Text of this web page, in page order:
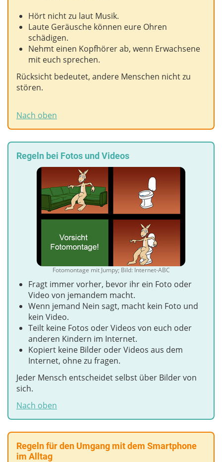
Hört nicht zu laut Musik.
Laute Geräusche können eure Ohren
schädigen.
Nehmt einen Kopfhörer ab, wenn Erwachsene
mit euch sprechen.
Rücksicht bedeutet, andere Menschen nicht zu
stören.
Nach oben
Regeln bei Fotos und Videos
Fotomontage mit Jumpy; Bild: Internet-ABC
Fragt immer vorher, bevor ihr ein Foto oder
Video von jemandem macht.
Wenn jemand Nein sagt, macht kein Foto und
kein Video.
Teilt keine Fotos oder Videos von euch oder
anderen Kindern im Internet.
Kopiert keine Bilder oder Videos aus dem
Internet, ohne zu fragen.
Jeder Mensch entscheidet selbst über Bilder von
sich.
Nach oben
Regeln für den Umgang mit dem Smartphone
im Alltag